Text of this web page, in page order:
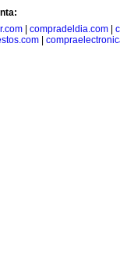
| compradeldia.com|
|